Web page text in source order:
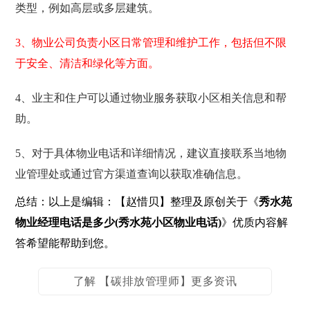
类型，例如高层或多层建筑。
3、物业公司负责小区日常管理和维护工作，包括但不限
于安全、清洁和绿化等方面。
4、业主和住户可以通过物业服务获取小区相关信息和帮
助。
5、对于具体物业电话和详细情况，建议直接联系当地物
业管理处或通过官方渠道查询以获取准确信息。
总结：以上是编辑：【赵惜贝】整理及原创关于《秀水苑
物业经理电话是多少(秀水苑小区物业电话)》优质内容解
答希望能帮助到您。
了解 【碳排放管理师】更多资讯